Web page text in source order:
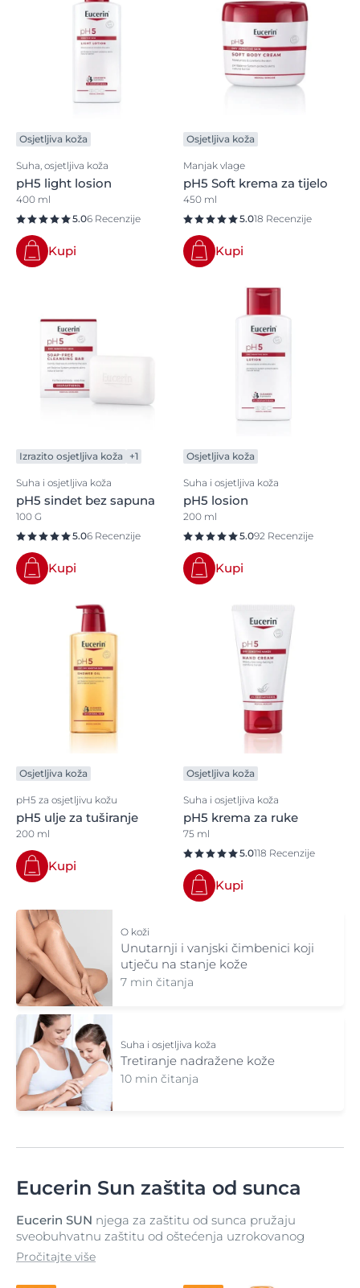
Osjetljiva koža
Suha, osjetljiva koža
pH5 light losion
400 ml
5.06 Recenzije
Kupi
Osjetljiva koža
Manjak vlage
pH5 Soft krema za tijelo
450 ml
5.018 Recenzije
Kupi
Izrazito osjetljiva koža +1
Suha i osjetljiva koža
pH5 sindet bez sapuna
100 G
5.06 Recenzije
Kupi
Osjetljiva koža
Suha i osjetljiva koža
pH5 losion
200 ml
5.092 Recenzije
Kupi
Osjetljiva koža
pH5 za osjetljivu kožu
pH5 ulje za tuširanje
200 ml
Kupi
Osjetljiva koža
Suha i osjetljiva koža
pH5 krema za ruke
75 ml
5.0118 Recenzije
Kupi
O koži
Unutarnji i vanjski čimbenici koji
utječu na stanje kože
7 min čitanja
Suha i osjetljiva koža
Tretiranje nadražene kože
10 min čitanja
Eucerin Sun zaštita od sunca
Eucerin SUN njega za zaštitu od sunca pružaju
sveobuhvatnu zaštitu od oštećenja uzrokovanog
suncem.
Inovativna napredna spektralna tehnologija
Pročitajte više